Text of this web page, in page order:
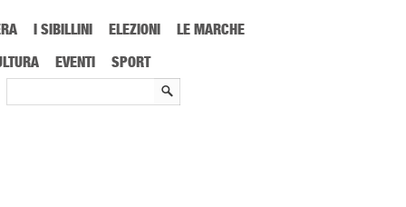
I SIBILLINI ELEZIONI
LE MARCHE
EVENTI SPORT